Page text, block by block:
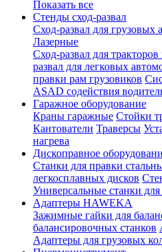
Показать все
Стенды сход-развал
Сход-развал для грузовых
Лазерные
Сход-развал для тракторов
развал для легковых
правки рам грузовиков
ASAD содействия
Гаражное оборудование
Краны гаражные Стойки
Кантователи Траверсы
нагрева
Дископравное
Станки для правки
легкосплавных дисков
Универсальные станки
Адаптеры HAWEKA
Зажимные гайки для
балансировочных станков
Адаптеры для грузовых